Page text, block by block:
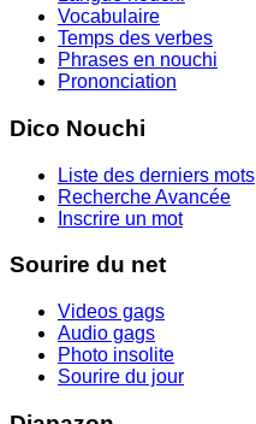
Vocabulaire
Temps des verbes
Phrases en nouchi
Prononciation
Dico Nouchi
Liste des derniers mots
Recherche Avancée
Inscrire un mot
Sourire du net
Videos gags
Audio gags
Photo insolite
Sourire du jour